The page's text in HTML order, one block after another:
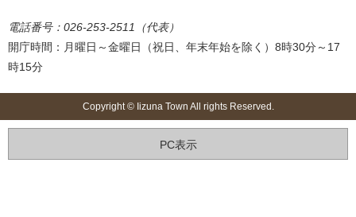
電話番号：026-253-2511（代表）
開庁時間：月曜日～金曜日（祝日、年末年始を除く）8時30分～17
時15分
Copyright © Iizuna Town All rights Reserved.
PC表示